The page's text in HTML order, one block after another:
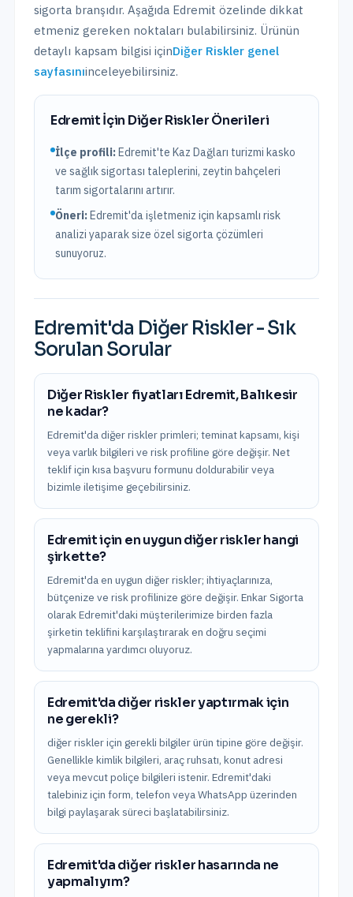
sigorta branşıdır. Aşağıda Edremit özelinde dikkat
etmeniz gereken noktaları bulabilirsiniz. Ürünün
detaylı kapsam bilgisi içinDiğer Riskler genel
sayfasınıinceleyebilirsiniz.
Edremitİçin Diğer RisklerÖnerileri
İlçe profili:Edremit'te Kaz Dağları turizmi kasko
ve sağlık sigortası taleplerini, zeytin bahçeleri
tarım sigortalarını artırır.
Öneri:Edremit'da işletmeniz için kapsamlı risk
analizi yaparak size özel sigorta çözümleri
sunuyoruz.
Edremit'da Diğer Riskler- Sık
Sorulan Sorular
Diğer Riskler fiyatları Edremit, Balıkesir
ne kadar?
Edremit'da diğer riskler primleri; teminat kapsamı, kişi
veya varlık bilgileri ve risk profiline göre değişir. Net
teklif için kısa başvuru formunu doldurabilir veya
bizimle iletişime geçebilirsiniz.
Edremit için en uygun diğer riskler hangi
şirkette?
Edremit'da en uygun diğer riskler; ihtiyaçlarınıza,
bütçenize ve risk profilinize göre değişir. Enkar Sigorta
olarak Edremit'daki müşterilerimize birden fazla
şirketin teklifini karşılaştırarak en doğru seçimi
yapmalarına yardımcı oluyoruz.
Edremit'da diğer riskler yaptırmak için
ne gerekli?
diğer riskler için gerekli bilgiler ürün tipine göre değişir.
Genellikle kimlik bilgileri, araç ruhsatı, konut adresi
veya mevcut poliçe bilgileri istenir. Edremit'daki
talebiniz için form, telefon veya WhatsApp üzerinden
bilgi paylaşarak süreci başlatabilirsiniz.
Edremit'da diğer riskler hasarında ne
yapmalıyım?